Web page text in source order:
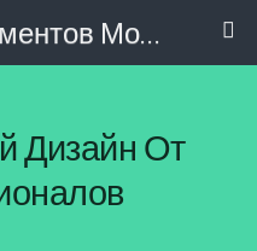
Аренда инструментов Москва
Дизайн От